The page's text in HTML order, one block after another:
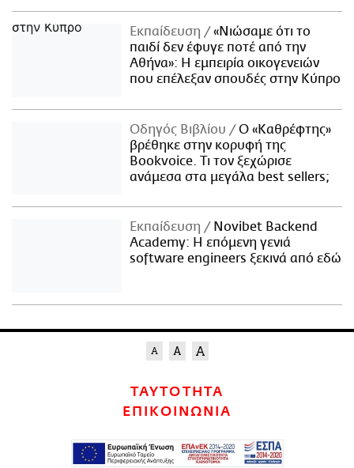
Εκπαίδευση
«Νιώσαμε ότι το
παιδί δεν έφυγε ποτέ από την
Αθήνα»: Η εμπειρία οικογενειών
που επέλεξαν σπουδές στην Κύπρο
Οδηγός Βιβλίου
Ο «Καθρέφτης»
βρέθηκε στην κορυφή της
Bookvoice. Τι τον ξεχώρισε
ανάμεσα στα μεγάλα best sellers;
Εκπαίδευση
Novibet Backend
Academy: Η επόμενη γενιά
software engineers ξεκινά από εδώ
ΤΑΥΤΟΤΗΤΑ
ΕΠΙΚΟΙΝΩΝΙΑ